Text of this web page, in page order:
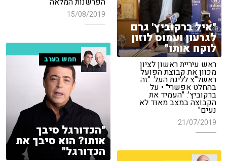
15/08/2019
"איל ברקוביץ' גרם
לגרעון ועמוס לוזון
לוקח אותו"
ראש עיריית ראשון לציון
מכוון את קבוצת הפועל
ראשל"צ לליגת העל: "זה
בהחלט אפשרי" • על
ברקוביץ': "העמיד את
הקבוצה במצב מאוד לא
נעים"
21/07/2019
חמש בערב
"הכדורגל סיבך
אותו? הוא סיבך את
הכדורגל"